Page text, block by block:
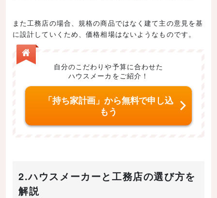
また工務店の場合、規格の商品ではなく建て主の意見を基
に設計していくため、価格相場はないようなものです。
自分のこだわりや予算に合わせた
ハウスメーカをご紹介！
「持ち家計画」から無料で申し込
もう
2.ハウスメーカーと工務店の選び方を
解説